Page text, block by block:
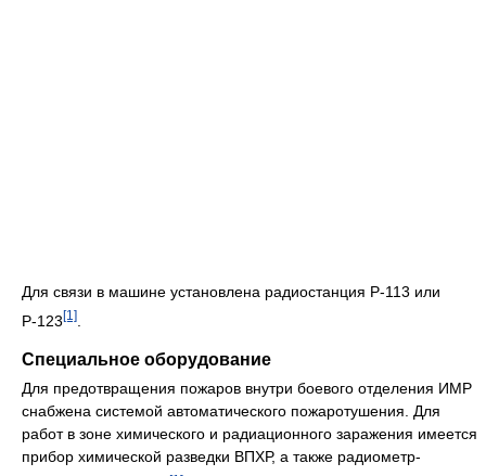
Для связи в машине установлена радиостанция Р-113 или
Р-123[1]
Специальное оборудование
Для предотвращения пожаров внутри боевого отделения ИМР
снабжена системой автоматического пожаротушения. Для
работ в зоне химического и радиационного заражения имеется
прибор химической разведки ВПХР, а также радиометр-